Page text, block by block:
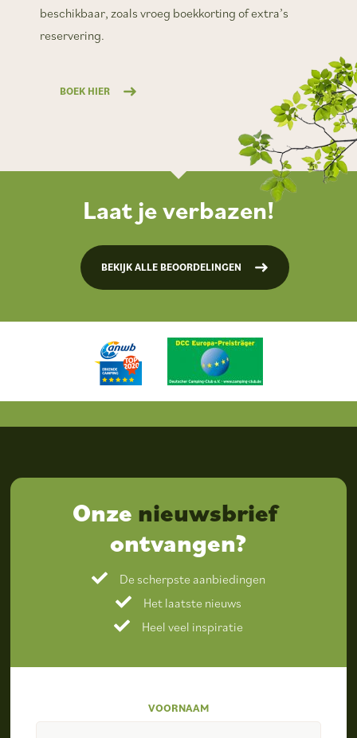
beschikbaar, zoals vroeg boekkorting of extra’s
reservering.
BOEK HIER
Laat je verbazen!
BEKIJK ALLE BEOORDELINGEN
Onze nieuwsbrief
ontvangen?
De scherpste aanbiedingen
Het laatste nieuws
Heel veel inspiratie
VOORNAAM